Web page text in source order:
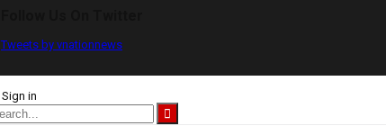
Tweets by vnationnews
Sign in